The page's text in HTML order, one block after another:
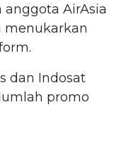
AirAsia
dan Indosat
promo